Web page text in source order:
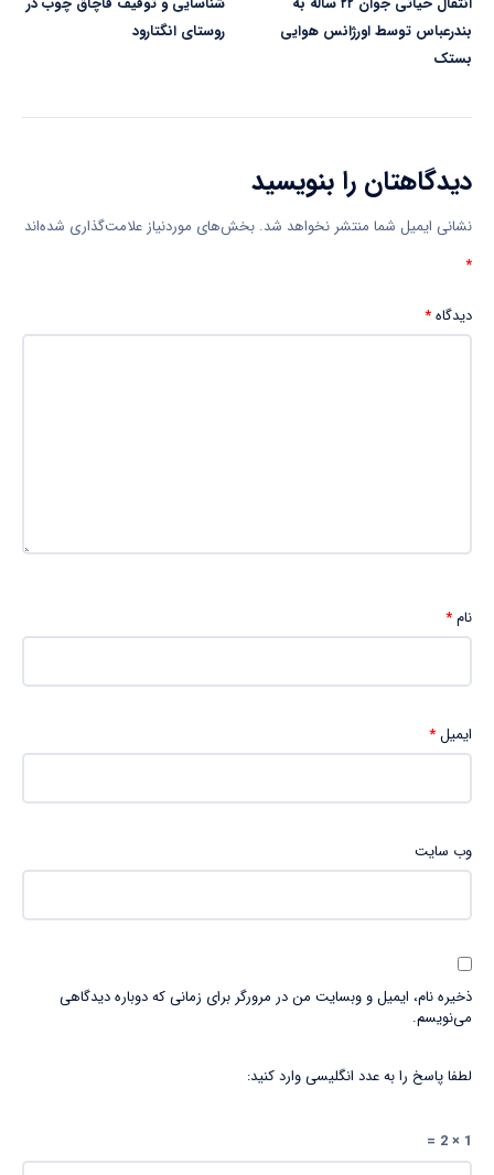
بندرعباس توسط اورژانس هوایی
بستک
روستای انگتارود
دیدگاهتان را بنویسید
نشانی ایمیل شما منتشر نخواهد شد. بخش‌های موردنیاز علامت‌گذاری شده‌اند
*
دیدگاه*
نام*
ایمیل*
وب‌ سایت
ذخیره نام، ایمیل و وبسایت من در مرورگر برای زمانی که دوباره دیدگاهی
می‌نویسم.
لطفا پاسخ را به عدد انگلیسی وارد کنید:
1 × 2 =